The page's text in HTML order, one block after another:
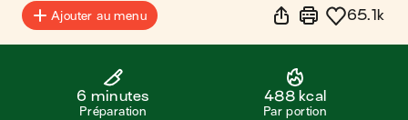
Ajouter au menu 65.1k
6 minutes
Préparation
488 kcal
Par portion